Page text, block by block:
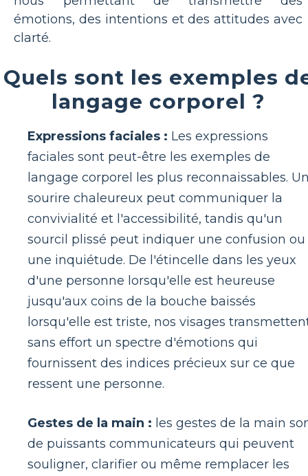
émotions, des intentions et des attitudes avec
clarté.
Quels sont les exemples
langage corporel ?
Expressions faciales : Les expressions
faciales sont peut-être les exemples de
langage corporel les plus reconnaissables.
sourire chaleureux peut communiquer la
convivialité et l'accessibilité, tandis qu'un
sourcil plissé peut indiquer une confusion ou
une inquiétude. De l'étincelle dans les yeux
d'une personne lorsqu'elle est heureuse
jusqu'aux coins de la bouche baissés
lorsqu'elle est triste, nos visages
sans effort un spectre d'émotions qui
fournissent des indices précieux sur ce que
ressent une personne.
Gestes de la main : les gestes de la main
de puissants communicateurs qui peuvent
souligner, clarifier ou même remplacer les